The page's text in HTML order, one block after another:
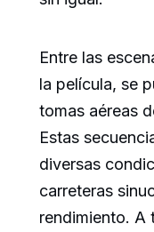
Entre las
la película, se
tomas aéreas
Estas
diversas
carreteras
rendimiento. A